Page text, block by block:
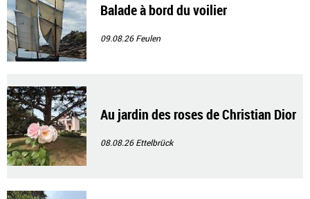
Balade à bord du voilier
09.08.26Feulen
Au jardin des roses de Christian Dior
08.08.26Ettelbrück